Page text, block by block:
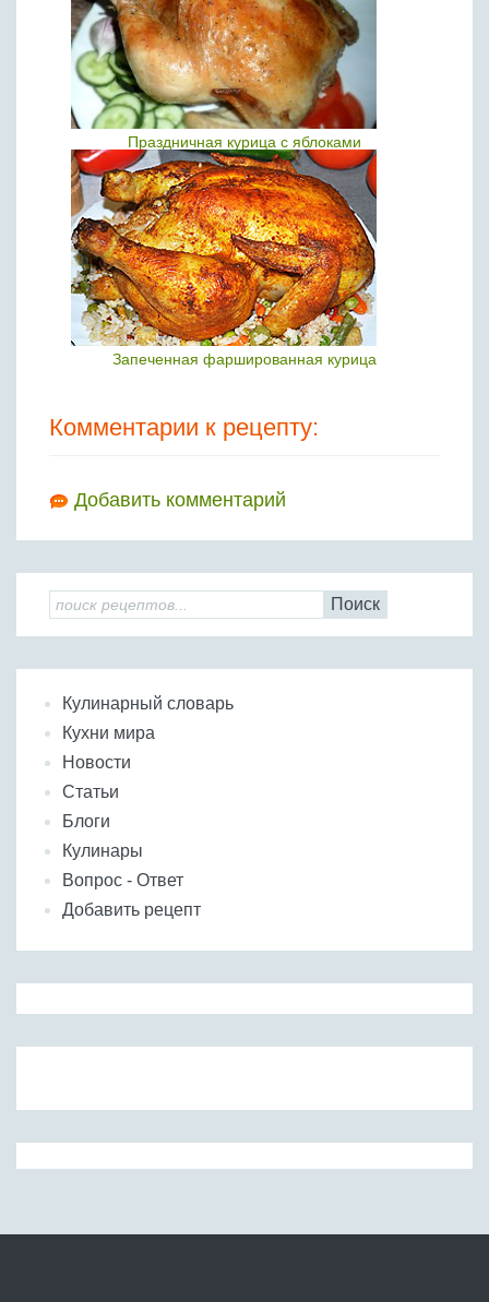
Праздничная курица с яблоками
Запеченная фаршированная курица
Комментарии к рецепту:
Добавить комментарий
Поиск
Кулинарный словарь
Кухни мира
Новости
Статьи
Блоги
Кулинары
Вопрос - Ответ
Добавить рецепт